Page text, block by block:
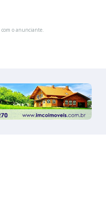
com o anunciante.